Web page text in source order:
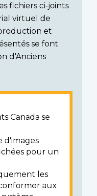
fichiers ci-joints
virtuel de
et
se font
d'Anciens
Canada se
d'images
pour un
les
aux